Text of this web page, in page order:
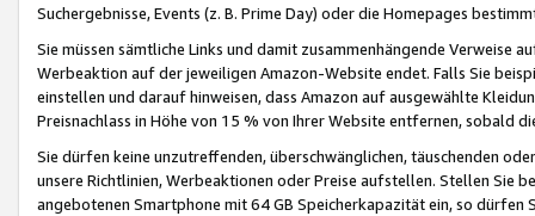
Suchergebnisse, Events (z. B. Prime Day) oder die Homepages
Sie müssen sämtliche Links und damit zusammenhängende
Werbeaktion auf der jeweiligen Amazon-Website endet. Falls Sie
einstellen und darauf hinweisen, dass Amazon auf ausgewählte
Preisnachlass in Höhe von 15 % von Ihrer Website entfernen, sobald
Sie dürfen keine unzutreffenden, überschwänglichen, täuschenden
unsere Richtlinien, Werbeaktionen oder Preise aufstellen. Stellen Sie
angebotenen Smartphone mit 64 GB Speicherkapazität ein, so dürfen